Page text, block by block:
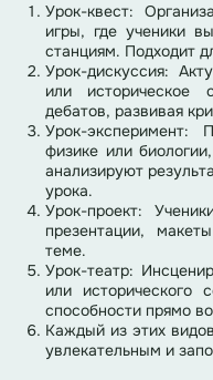
Урок-квест:
игры, где ученики
станциям. Подходит
Урок-дискуссия:
или историческое
дебатов, развивая
Урок-эксперимент:
физике или
анализируют
урока.
Урок-проект:
презентации,
теме.
Урок-театр:
или исторического
способности прямо
Каждый из этих
увлекательным и